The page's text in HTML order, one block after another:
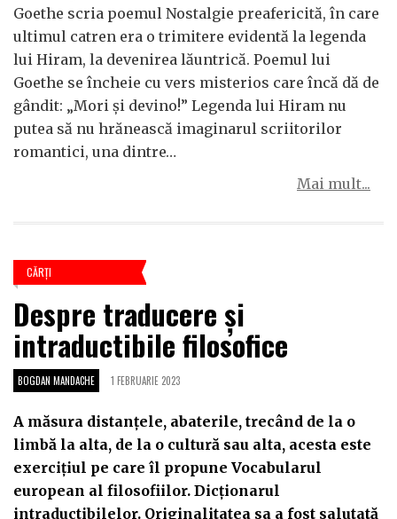
Goethe scria poemul Nostalgie preafericită, în care
ultimul catren era o trimitere evidentă la legenda
lui Hiram, la devenirea lăuntrică. Poemul lui
Goethe se încheie cu vers misterios care încă dă de
gândit: „Mori și devino!” Legenda lui Hiram nu
putea să nu hrănească imaginarul scriitorilor
romantici, una dintre…
Mai mult...
CĂRŢI
Despre traducere și
intraductibile filosofice
BOGDAN MANDACHE 1 FEBRUARIE 2023
A măsura distanțele, abaterile, trecând de la o
limbă la alta, de la o cultură sau alta, acesta este
exercițiul pe care îl propune Vocabularul
european al filosofiilor. Dicționarul
intraductibilelor. Originalitatea sa a fost salutată